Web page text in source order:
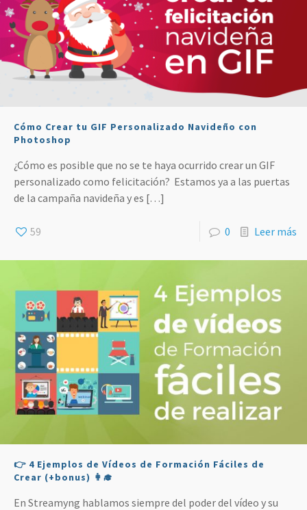
Cómo Crear tu GIF Personalizado Navideño con
Photoshop
¿Cómo es posible que no se te haya ocurrido crear un GIF
personalizado como felicitación? Estamos ya a las puertas
de la campaña navideña y es […]
59 0 Leer más
👉 4 Ejemplos de Vídeos de Formación Fáciles de
Crear (+bonus) 👩‍🎓
En Streamyng hablamos siempre del poder del vídeo y su